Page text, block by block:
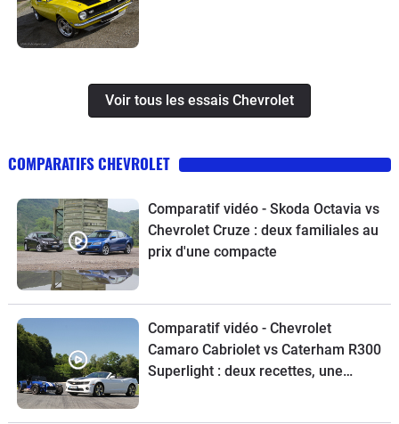
Voir tous les essais Chevrolet
COMPARATIFS CHEVROLET
Comparatif vidéo - Skoda Octavia vs
Chevrolet Cruze : deux familiales au
prix d'une compacte
Comparatif vidéo - Chevrolet
Camaro Cabriolet vs Caterham R300
Superlight : deux recettes, une